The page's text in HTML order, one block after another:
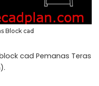
Block cad
cad Pemanas Teras